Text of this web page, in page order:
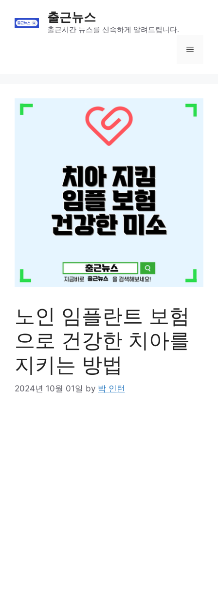
content
출근뉴스
출근시간 뉴스를 신속하게 알려드립니다.
Menu
노인 임플란트 보험
으로 건강한 치아를
지키는 방법
2024년 10월 01일 by 박 인턴